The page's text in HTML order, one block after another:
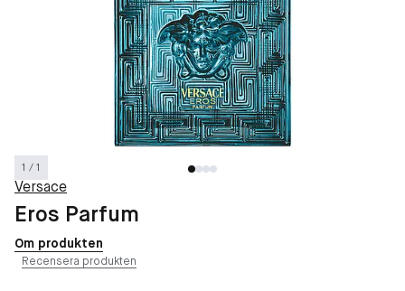
1 / 1
Versace
Eros Parfum
Om produkten
Recensera produkten